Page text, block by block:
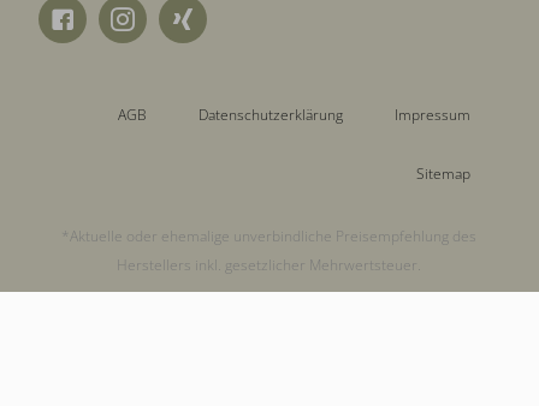
AGB Datenschutzerklärung Impressum
Sitemap
*Aktuelle oder ehemalige unverbindliche Preisempfehlung des
Herstellers inkl. gesetzlicher Mehrwertsteuer.